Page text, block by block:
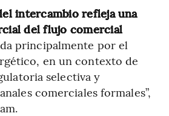
intercambio refleja una
del flujo comercial
principalmente por el
en un contexto de
selectiva y
comerciales formales”,